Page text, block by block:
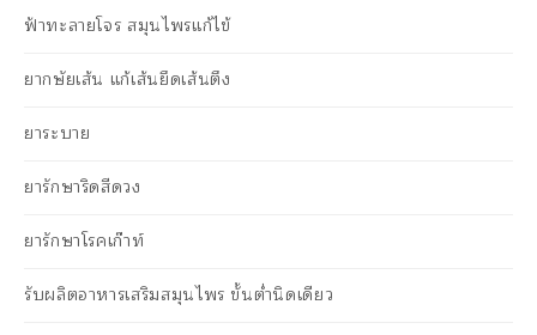
ฟ้าทะลายโจร สมุนไพรแก้ไข้
ยากษัยเส้น แก้เส้นยึดเส้นตึง
ยาระบาย
ยารักษาริดสีดวง
ยารักษาโรคเก๊าท์
รับผลิตอาหารเสริมสมุนไพร ขั้นต่ำนิดเดียว